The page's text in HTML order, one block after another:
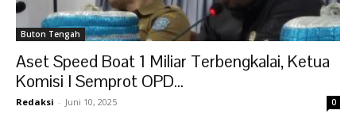
Buton Tengah
Aset Speed Boat 1 Miliar Terbengkalai, Ketua
Komisi I Semprot OPD...
Redaksi - Juni 10, 2025 0